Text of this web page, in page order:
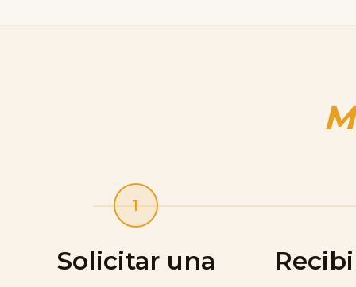
1
Solicitar una